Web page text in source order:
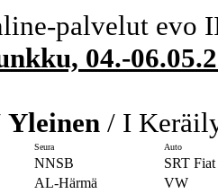
palvelut evo
04.-
Yleinen / I
Seura
Auto
NNSB SRT Fiat
AL-Härmä VW